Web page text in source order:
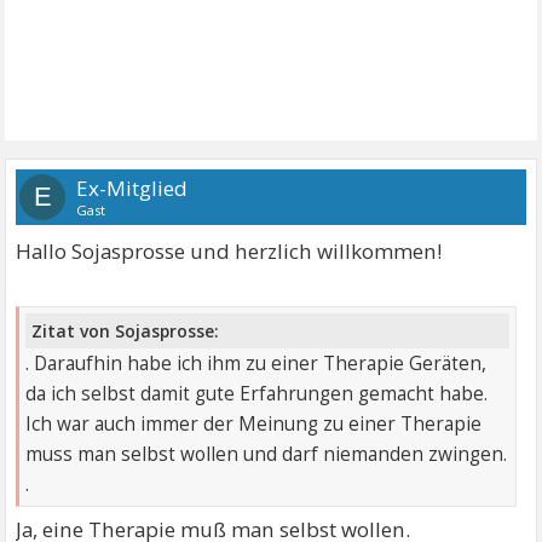
E Ex-Mitglied
Gast
Hallo Sojasprosse und herzlich willkommen!
Zitat von Sojasprosse:
. Daraufhin habe ich ihm zu einer Therapie Geräten,
da ich selbst damit gute Erfahrungen gemacht habe.
Ich war auch immer der Meinung zu einer Therapie
muss man selbst wollen und darf niemanden zwingen.
.
Ja, eine Therapie muß man selbst wollen.